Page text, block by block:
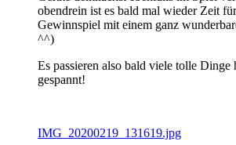
obendrein ist es bald mal wieder Zeit
Gewinnspiel mit einem ganz
^^)
Es passieren also bald viele tolle
gespannt!
IMG_20200219_131619.jpg